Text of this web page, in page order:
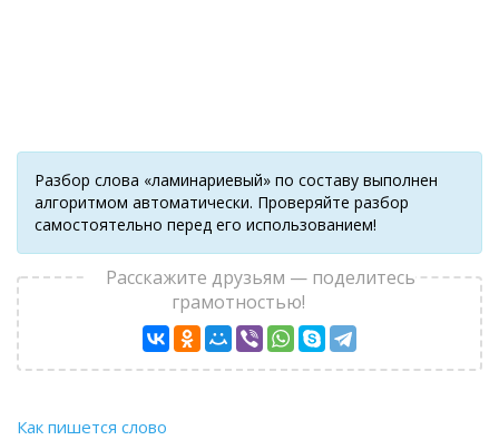
Разбор слова «ламинариевый» по составу выполнен
алгоритмом автоматически. Проверяйте разбор
самостоятельно перед его использованием!
Расскажите друзьям — поделитесь
грамотностью!
Как пишется слово